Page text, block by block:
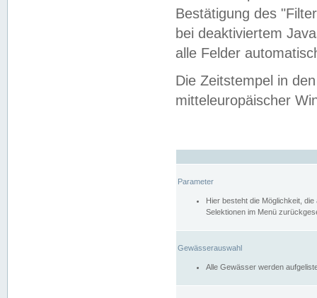
Bestätigung des
bei deaktiviertem
alle Felder
Die Zeitstempel in
mitteleuropäischer
Parameter
Hier besteht die Möglichkeit,
Selektionen im Menü
Gewässerauswahl
Alle Gewässer werden